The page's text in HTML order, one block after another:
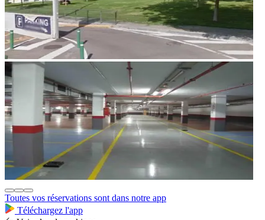
Toutes vos réservations sont dans notre app
Téléchargez l'app